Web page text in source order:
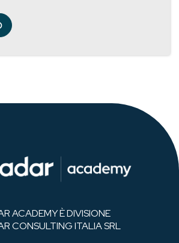
ACADEMY È DIVISIONE
CONSULTING ITALIA SRL